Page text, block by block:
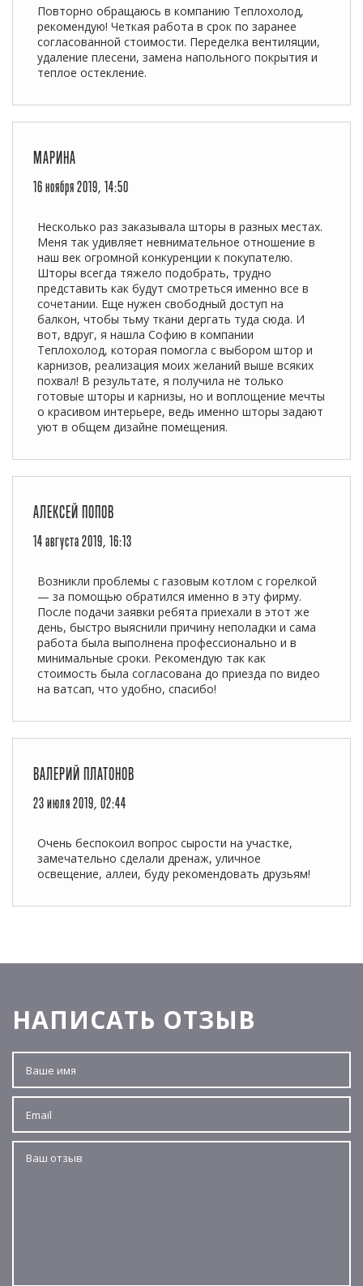
Повторно обращаюсь в компанию Теплохолод,
рекомендую! Четкая работа в срок по заранее
согласованной стоимости. Переделка вентиляции,
удаление плесени, замена напольного покрытия и
теплое остекление.
МАРИНА
16 ноября 2019, 14:50
Несколько раз заказывала шторы в разных местах.
Меня так удивляет невнимательное отношение в
наш век огромной конкуренции к покупателю.
Шторы всегда тяжело подобрать, трудно
представить как будут смотреться именно все в
сочетании. Еще нужен свободный доступ на
балкон, чтобы тьму ткани дергать туда сюда. И
вот, вдруг, я нашла Софию в компании
Теплохолод, которая помогла с выбором штор и
карнизов, реализация моих желаний выше всяких
похвал! В результате, я получила не только
готовые шторы и карнизы, но и воплощение мечты
о красивом интерьере, ведь именно шторы задают
уют в общем дизайне помещения.
АЛЕКСЕЙ ПОПОВ
14 августа 2019, 16:13
Возникли проблемы с газовым котлом с горелкой
— за помощью обратился именно в эту фирму.
После подачи заявки ребята приехали в этот же
день, быстро выяснили причину неполадки и сама
работа была выполнена профессионально и в
минимальные сроки. Рекомендую так как
стоимость была согласована до приезда по видео
на ватсап, что удобно, спасибо!
ВАЛЕРИЙ ПЛАТОНОВ
23 июля 2019, 02:44
Очень беспокоил вопрос сырости на участке,
замечательно сделали дренаж, уличное
освещение, аллеи, буду рекомендовать друзьям!
НАПИСАТЬ ОТЗЫВ